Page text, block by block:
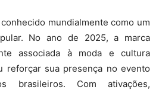
mundialmente como um
No ano de 2025, a marca
associada à moda e cultura
reforçar sua presença no evento
brasileiros. Com ativações,